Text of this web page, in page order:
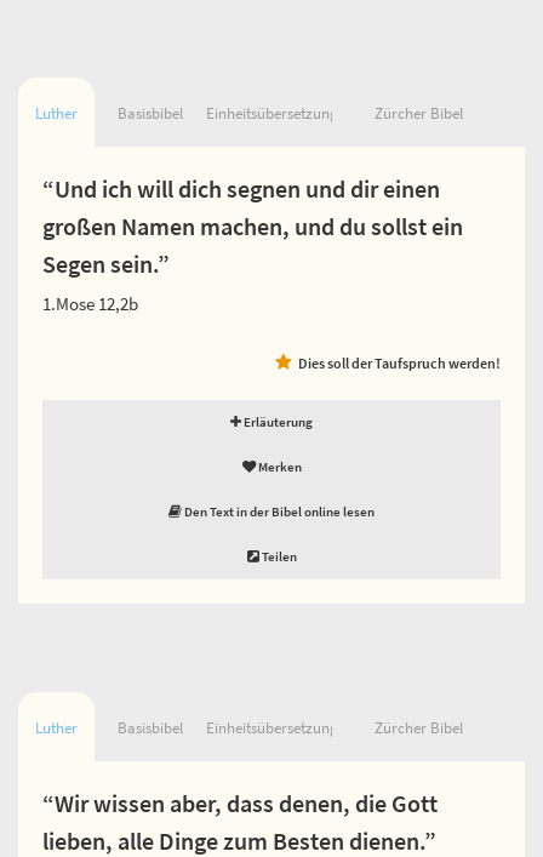
Luther Basisbibel Einheitsübersetzung Zürcher Bibel
“Und ich will dich segnen und dir einen
großen Namen machen, und du sollst ein
Segen sein.”
1.Mose 12,2b
Dies soll der Taufspruch werden!
Erläuterung
Merken
Den Text in der Bibel online lesen
Teilen
Luther Basisbibel Einheitsübersetzung Zürcher Bibel
“Wir wissen aber, dass denen, die Gott
lieben, alle Dinge zum Besten dienen.”